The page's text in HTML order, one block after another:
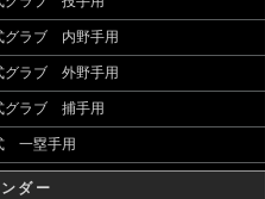
グラブ 内野手用
グラブ 外野手用
グラブ 捕手用
一塁手用
ダー